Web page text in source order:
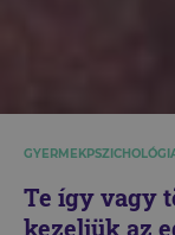
Te így vagy
kezeljük az